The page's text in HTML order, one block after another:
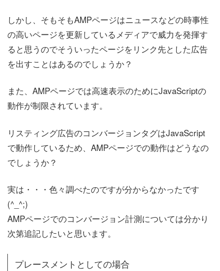
しかし、そもそもAMPページはニュースなどの時事性
の高いページを更新しているメディアで威力を発揮す
ると思うのでそういったページをリンク先とした広告
を出すことはあるのでしょうか？
また、AMPページでは高速表示のためにJavaScriptの
動作が制限されています。
リスティング広告のコンバージョンタグはJavaScript
で動作しているため、AMPページでの動作はどうなの
でしょうか？
実は・・・色々調べたのですが分からなかったです
(^_^;)
AMPページでのコンバージョン計測については分かり
次第追記したいと思います。
プレースメントとしての場合